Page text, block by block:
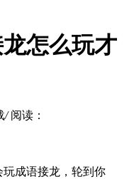
怎么玩才
/ 阅读：
成语接龙，轮到你